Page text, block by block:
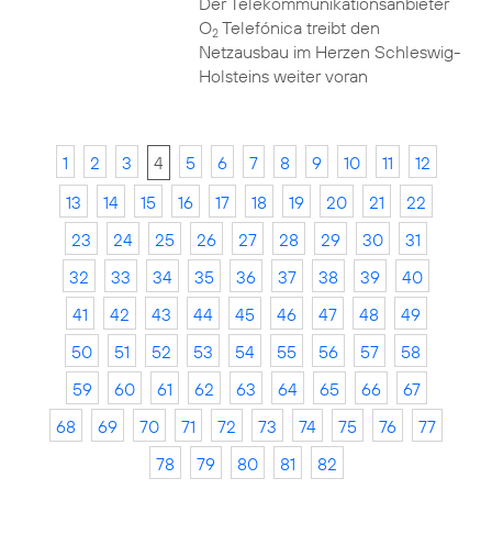
O2Telefónica treibt den
Netzausbau im Herzen Schleswig-
Holsteins weiter voran
1 2 3 4 5 6 7 8 9 10 11
12
13
14 15 16 17 18 19 20 21
22
23
24 25 26 27 28 29 30
31
32
33 34 35 36 37 38 39
40
41
42 43 44 45 46 47 48
49
50
51 52 53 54 55 56 57
58
59
60 61 62 63 64 65 66
67
68
69 70 71 72 73 74 75 76
77
78
79 80 81 82